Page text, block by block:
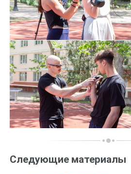
Следующие материалы